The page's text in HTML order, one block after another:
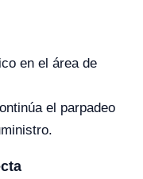
en el área de
el parpadeo